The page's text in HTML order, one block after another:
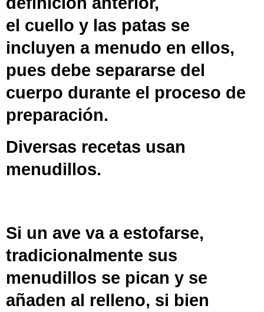
el cuello y las patas se
incluyen a menudo en ellos,
pues debe separarse del
cuerpo durante el proceso de
preparación.
Diversas recetas usan
menudillos.
Si un ave va a estofarse,
tradicionalmente sus
menudillos se pican y se
añaden al relleno, si bien